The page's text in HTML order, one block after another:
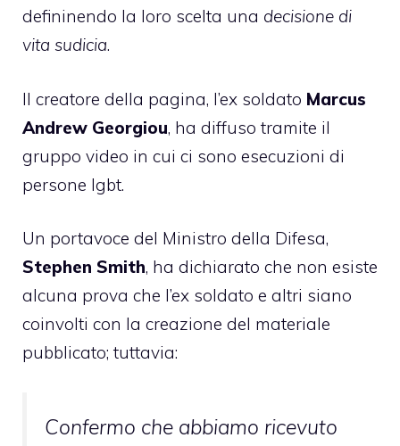
defininendo la loro scelta una decisione di
vita sudicia.
Il creatore della pagina, l’ex soldato Marcus
Andrew Georgiou, ha diffuso tramite il
gruppo video in cui ci sono esecuzioni di
persone lgbt.
Un portavoce del Ministro della Difesa,
Stephen Smith, ha dichiarato che non esiste
alcuna prova che l’ex soldato e altri siano
coinvolti con la creazione del materiale
pubblicato; tuttavia:
Confermo che abbiamo ricevuto